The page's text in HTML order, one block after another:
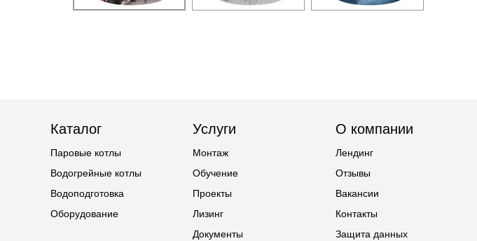
Каталог
Паровые котлы
Водогрейные котлы
Водоподготовка
Оборудование
Услуги
Монтаж
Обучение
Проекты
Лизинг
Документы
О компании
Лендинг
Отзывы
Вакансии
Контакты
Защита данных